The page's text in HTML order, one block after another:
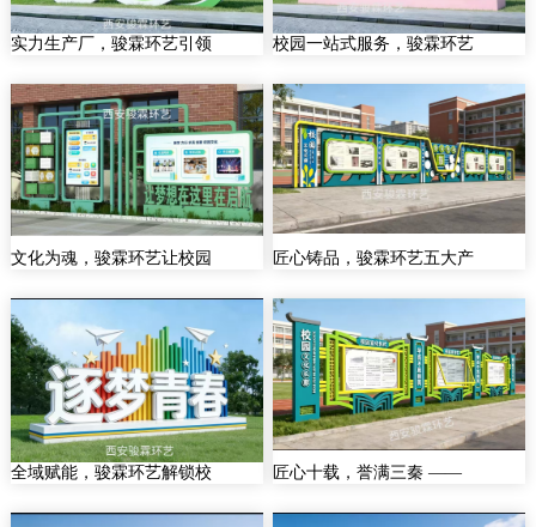
实力生产厂，骏霖环艺引领 校园一站式服务，骏霖环艺
文化为魂，骏霖环艺让校园 匠心铸品，骏霖环艺五大产
全域赋能，骏霖环艺解锁校 匠心十载，誉满三秦 ——